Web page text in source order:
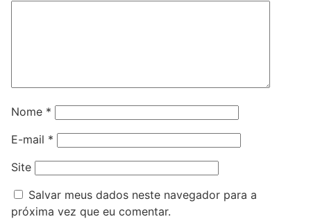
Nome *
E-mail *
Site
Salvar meus dados neste navegador para a
próxima vez que eu comentar.